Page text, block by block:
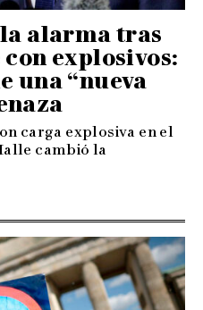
alarma tras
explosivos:
una “nueva
carga explosiva en el
cambió la